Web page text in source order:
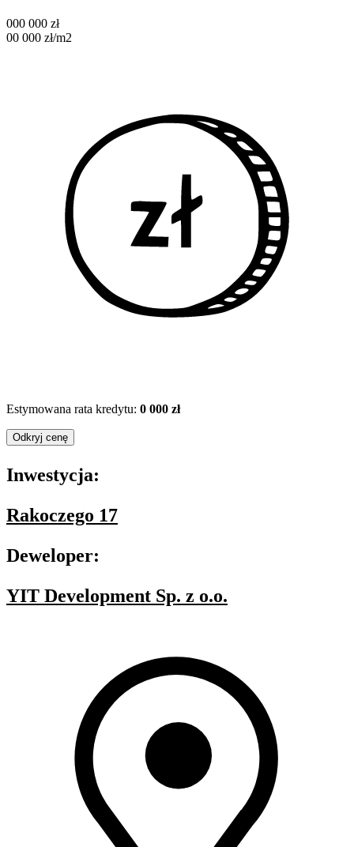
000 000 zł
00 000 zł/m2
Estymowana rata kredytu: 0 000 zł
Odkryj cenę
Inwestycja:
Rakoczego 17
Deweloper:
YIT Development Sp. z o.o.